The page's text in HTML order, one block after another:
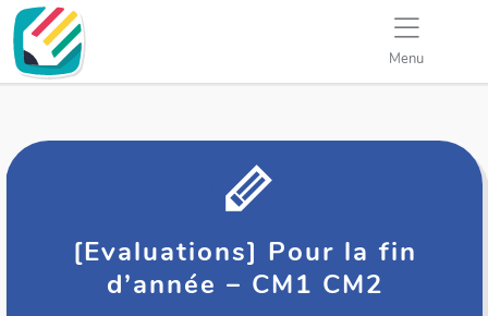
Menu
[Evaluations] Pour la fin
d’année – CM1 CM2